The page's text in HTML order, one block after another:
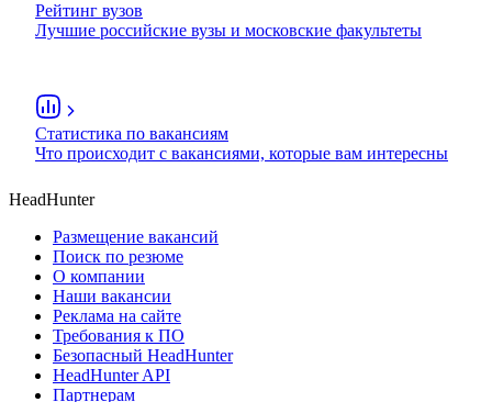
Рейтинг вузов
Лучшие российские вузы и московские факультеты
Статистика по вакансиям
Что происходит с вакансиями, которые вам интересны
HeadHunter
Размещение вакансий
Поиск по резюме
О компании
Наши вакансии
Реклама на сайте
Требования к ПО
Безопасный HeadHunter
HeadHunter API
Партнерам